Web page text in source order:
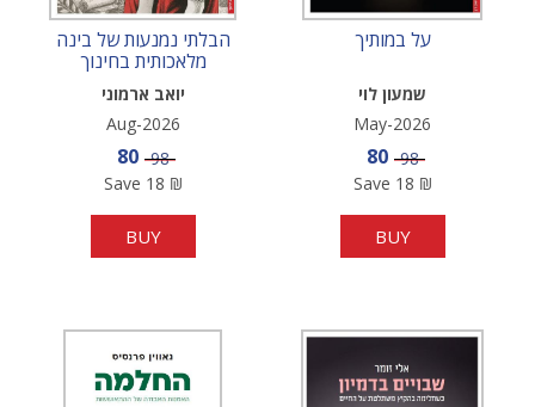
הבלתי נמנעות של בינה
מלאכותית בחינוך
יואב ארמוני
Aug-2026
Sale price
80 Price
98
Save 18 ₪
BUY
על במותיך
שמעון לוי
May-2026
Sale price
80 Price
98
Save 18 ₪
BUY